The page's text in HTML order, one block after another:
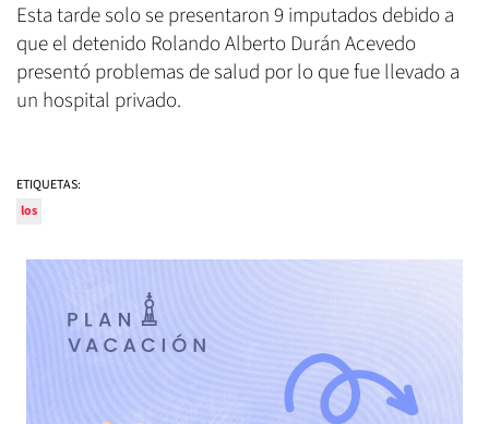
Esta tarde solo se presentaron 9 imputados debido a
que el detenido Rolando Alberto Durán Acevedo
presentó problemas de salud por lo que fue llevado a
un hospital privado.
ETIQUETAS:
los